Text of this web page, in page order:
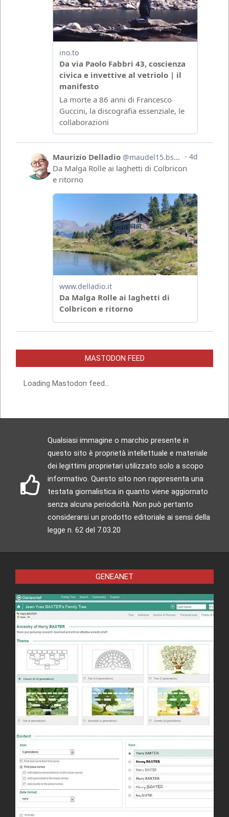
MASTODON FEED
Loading Mastodon feed...
Qualsiasi immagine o marchio presente in
questo sito è proprietà intellettuale e materiale
dei legittimi proprietari utilizzato solo a scopo
informativo. Questo sito non rappresenta una
testata giornalistica in quanto viene aggiornato
senza alcuna periodicità. Non può pertanto
considerarsi un prodotto editoriale ai sensi della
legge n. 62 del 7.03.20
GENEANET